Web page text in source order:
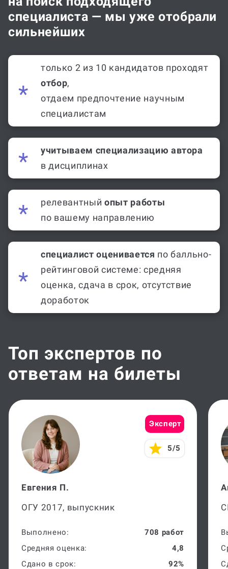
специалиста — мы уже отобрали
сильнейших
только 2 из 10 кандидатов проходят
отбор,
отдаем предпочтение научным
специалистам
учитываем специализацию автора
в дисциплинах
релевантный опыт работы
по вашему направлению
специалист оценивается по балльно-
рейтинговой системе: средняя
оценка, сдача в срок, отсутствие
доработок
Топ экспертов по
ответам на билеты
Эксперт
5/5
Евгения П.
ОГУ 2017, выпускник
Выполнено:
708 работ
Средняя оценка:
4,8
Сдано в срок:
92%